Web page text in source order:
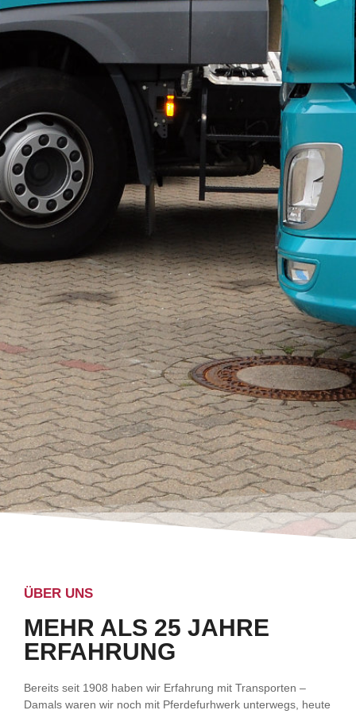
ÜBER UNS
MEHR ALS 25 JAHRE
ERFAHRUNG
Bereits seit 1908 haben wir Erfahrung mit Transporten –
Damals waren wir noch mit Pferdefurhwerk unterwegs, heute